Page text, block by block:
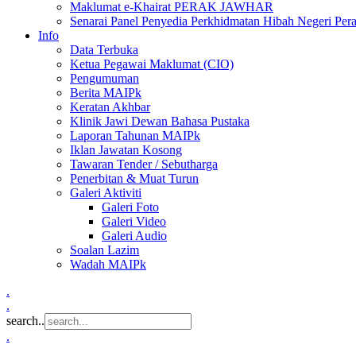
Maklumat e-Khairat PERAK JAWHAR
Senarai Panel Penyedia Perkhidmatan Hibah Negeri
Info
Data Terbuka
Ketua Pegawai Maklumat (CIO)
Pengumuman
Berita MAIPk
Keratan Akhbar
Klinik Jawi Dewan Bahasa Pustaka
Laporan Tahunan MAIPk
Iklan Jawatan Kosong
Tawaran Tender / Sebutharga
Penerbitan & Muat Turun
Galeri Aktiviti
Galeri Foto
Galeri Video
Galeri Audio
Soalan Lazim
Wadah MAIPk
.
.
search..
.